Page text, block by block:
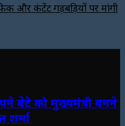
और कंटेंट गड़बड़ियों पर मांगी
बेटे को मुख्यमंत्री बनने
शर्मा